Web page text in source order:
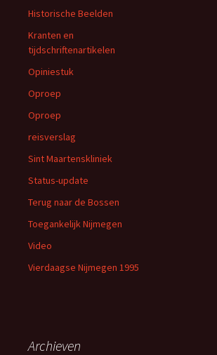
Historische Beelden
Kranten en
tijdschriftenartikelen
Opiniestuk
Oproep
Oproep
reisverslag
Sint Maartenskliniek
Status-update
Terug naar de Bossen
Toegankelijk Nijmegen
Video
Vierdaagse Nijmegen 1995
Archieven